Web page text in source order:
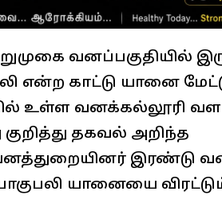
வனப்பகுதியில்
என்ற காட்டு யானை
உள்ள வனக்கல்லூரி
குறித்து தகவல் அறிந்த
இரண்டு
யானையை